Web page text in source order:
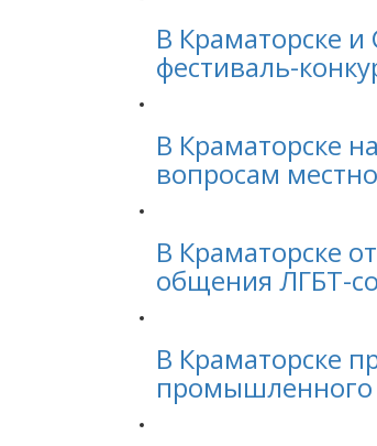
В Краматорске
фестиваль-
В Краматорске
вопросам
В Краматорске
общения ЛГБТ-
В Краматорске
промышленного